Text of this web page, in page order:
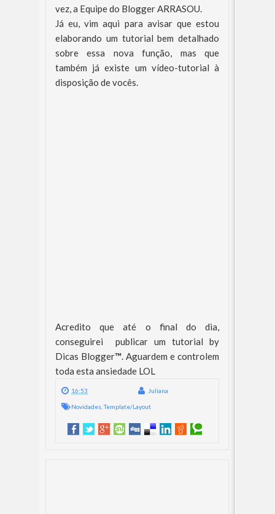
vez, a Equipe do Blogger ARRASOU.
Já eu, vim aqui para avisar que estou
elaborando um tutorial bem detalhado
sobre essa nova função, mas que
também já existe um vídeo-tutorial à
disposição de vocês.
Acredito que até o final do dia,
conseguirei publicar um tutorial by
Dicas Blogger™. Aguardem e controlem
toda esta ansiedade LOL
16:53 Juliana
Novidades ,Template/Layout